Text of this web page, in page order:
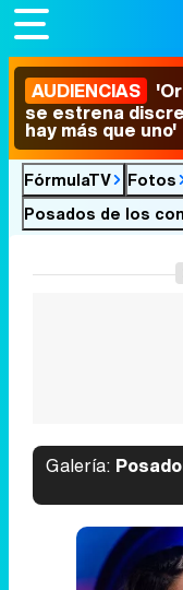
AUDIENCIAS
se estrena
hay más que uno'
FórmulaTV
Fotos
Posados de los
Galería: